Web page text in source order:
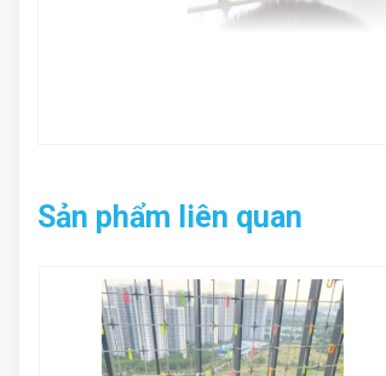
Sản phẩm liên quan